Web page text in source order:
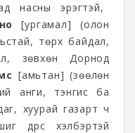
насны эрэгтэй,
[ургамал] (олон
төрх байдал,
зөвхөн Дорнод
[амьтан] (зөөлөн
анги, тэнгис ба
хуурай газарт ч
дүрс хэлбэртэй